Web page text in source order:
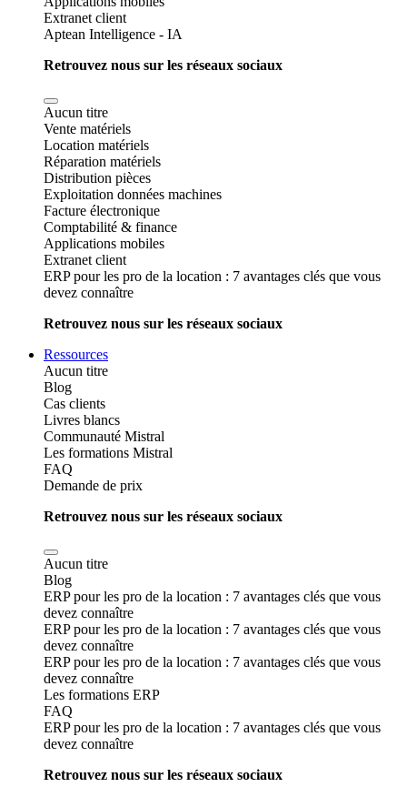
Extranet client
Aptean Intelligence - IA
Retrouvez nous sur les réseaux sociaux
Aucun titre
Vente matériels
Location matériels
Réparation matériels
Distribution pièces
Exploitation données machines
Facture électronique
Comptabilité & finance
Applications mobiles
Extranet client
ERP pour les pro de la location : 7 avantages clés que vous
devez connaître
Retrouvez nous sur les réseaux sociaux
Ressources
Aucun titre
Blog
Cas clients
Livres blancs
Communauté Mistral
Les formations Mistral
FAQ
Demande de prix
Retrouvez nous sur les réseaux sociaux
Aucun titre
Blog
ERP pour les pro de la location : 7 avantages clés que vous
devez connaître
ERP pour les pro de la location : 7 avantages clés que vous
devez connaître
ERP pour les pro de la location : 7 avantages clés que vous
devez connaître
Les formations ERP
FAQ
ERP pour les pro de la location : 7 avantages clés que vous
devez connaître
Retrouvez nous sur les réseaux sociaux